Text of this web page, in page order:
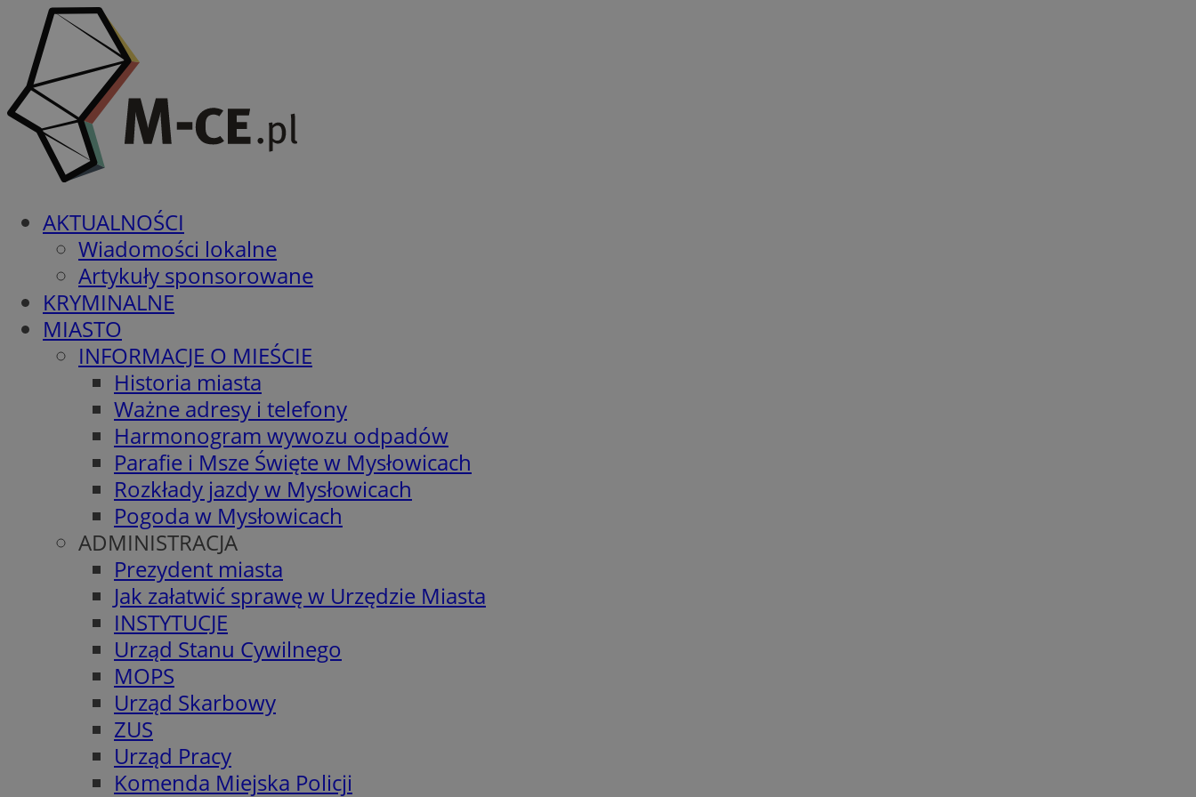
AKTUALNOŚCI
Wiadomości lokalne
Artykuły sponsorowane
KRYMINALNE
MIASTO
INFORMACJE O MIEŚCIE
Historia miasta
Ważne adresy i telefony
Harmonogram wywozu odpadów
Parafie i Msze Święte w Mysłowicach
Rozkłady jazdy w Mysłowicach
Pogoda w Mysłowicach
ADMINISTRACJA
Prezydent miasta
Jak załatwić sprawę w Urzędzie Miasta
INSTYTUCJE
Urząd Stanu Cywilnego
MOPS
Urząd Skarbowy
ZUS
Urząd Pracy
Komenda Miejska Policji